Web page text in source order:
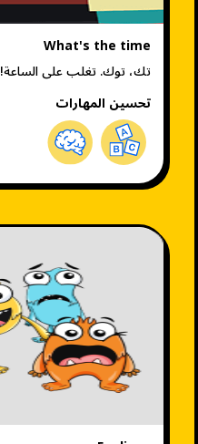
What's the time
تك، توك. تغلب على الساعة!
تحسين المهارات